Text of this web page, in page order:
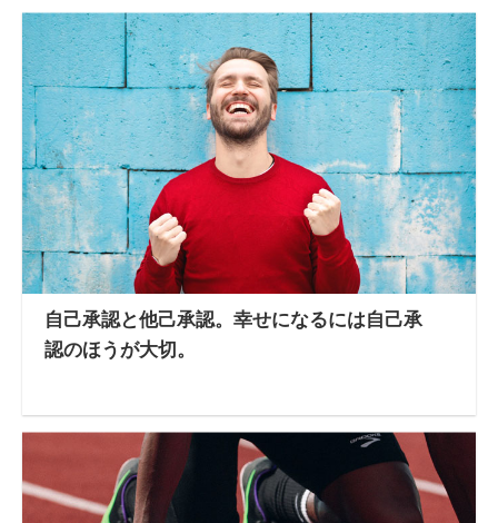
自己承認と他己承認。幸せになるには自己承
認のほうが大切。